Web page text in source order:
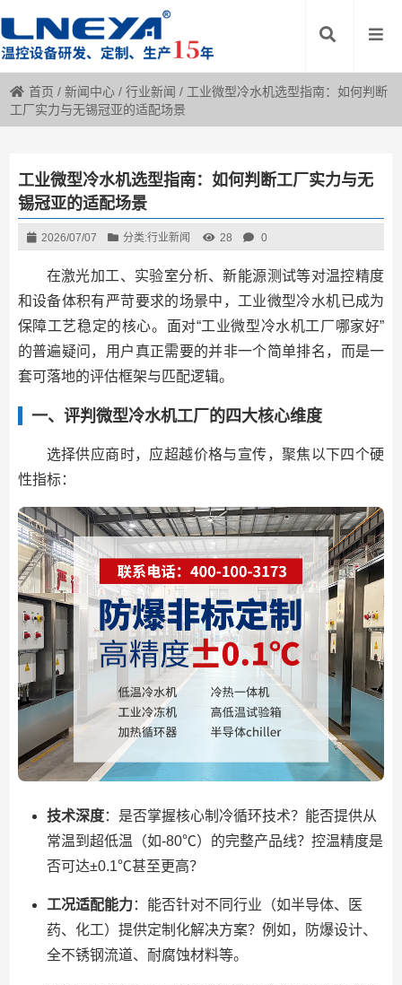
首页 /新闻中心 /行业新闻 / 工业微型冷水机选型指南：如何判断
工厂实力与无锡冠亚的适配场景
工业微型冷水机选型指南：如何判断工厂实力与无
锡冠亚的适配场景
2026/07/07 分类:行业新闻 28 0
在激光加工、实验室分析、新能源测试等对温控精度
和设备体积有严苛要求的场景中，工业微型冷水机已成为
保障工艺稳定的核心。面对“工业微型冷水机工厂哪家好”
的普遍疑问，用户真正需要的并非一个简单排名，而是一
套可落地的评估框架与匹配逻辑。
一、评判微型冷水机工厂的四大核心维度
选择供应商时，应超越价格与宣传，聚焦以下四个硬
性指标：
技术深度：是否掌握核心制冷循环技术？能否提供从
常温到超低温（如-80℃）的完整产品线？控温精度是
否可达±0.1℃甚至更高？
工况适配能力：能否针对不同行业（如半导体、医
药、化工）提供定制化解决方案？例如，防爆设计、
全不锈钢流道、耐腐蚀材料等。